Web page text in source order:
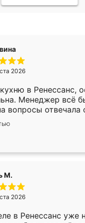
2026
в Ренессанс,
Менеджер всё
вопросы отвечала
в субботу,
ответственностью.
работали
М.
2026
в Ренессанс уже